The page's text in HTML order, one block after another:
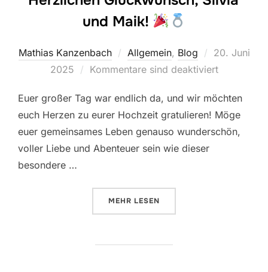
und Maik!
Mathias Kanzenbach Allgemein, Blog
am
20. Juni
2025
Kommentare sind deaktiviert
Euer großer Tag war endlich da, und wir möchten
euch Herzen zu eurer Hochzeit gratulieren! Möge
euer gemeinsames Leben genauso wunderschön,
voller Liebe und Abenteuer sein wie dieser
besondere …
MEHR ÜBER „HERZLICHEN
LESEN